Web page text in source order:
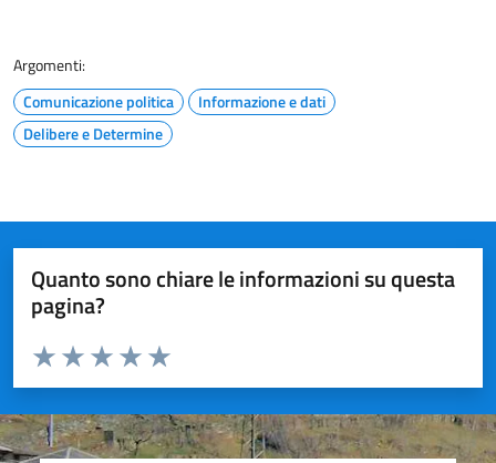
Argomenti:
Comunicazione politica
Informazione e dati
Delibere e Determine
Quanto sono chiare le informazioni su questa
pagina?
Valuta da 1 a 5 stelle la pagina
Valuta 5 stelle su 5
Valuta 4 stelle su 5
Valuta 3 stelle su 5
Valuta 2 stelle su 5
Valuta 1 stelle su 5